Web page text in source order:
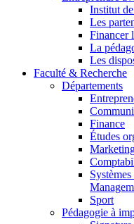
Institut
Les
Financer
La
Les
Faculté & Recherche
Départements
Finance
Études
Sport
Pédagogie à